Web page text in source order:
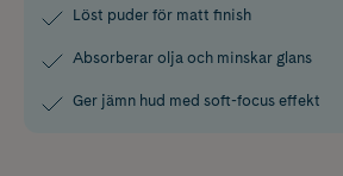
Löst puder för matt finish
Absorberar olja och minskar glans
Ger jämn hud med soft-focus effekt